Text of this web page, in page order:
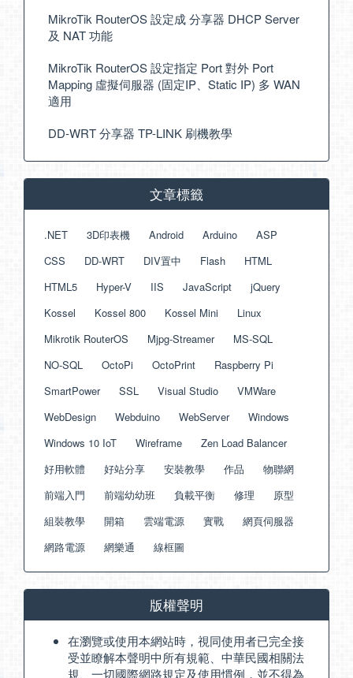
MikroTik RouterOS 設定成 分享器 DHCP Server
及 NAT 功能
MikroTik RouterOS 設定指定 Port 對外 Port
Mapping 虛擬伺服器 (固定IP、Static IP) 多 WAN
適用
DD-WRT 分享器 TP-LINK 刷機教學
文章標籤
.NET 3D印表機 Android Arduino
ASP
CSS
DD-WRT DIV置中 Flash
HTML
HTML5
Hyper-V IIS JavaScript
jQuery
Kossel
Kossel 800 Kossel Mini
Linux
Mikrotik RouterOS
Mjpg-Streamer
MS-SQL
NO-SQL
OctoPi OctoPrint
Raspberry Pi
SmartPower
SSL Visual Studio
VMWare
WebDesign
Webduino WebServer
Windows
Windows 10 IoT
Wireframe
Zen Load Balancer
好用軟體
好站分享 安裝教學 作品
物聯網
前端入門
前端幼幼班 負載平衡 修理
原型
組裝教學
開箱 雲端電源 實戰
網頁伺服器
網路電源
網樂通 線框圖
版權聲明
在瀏覽或使用本網站時，視同使用者已完全接
受並瞭解本聲明中所有規範、中華民國相關法
規、一切國際網路規定及使用慣例，並不得為